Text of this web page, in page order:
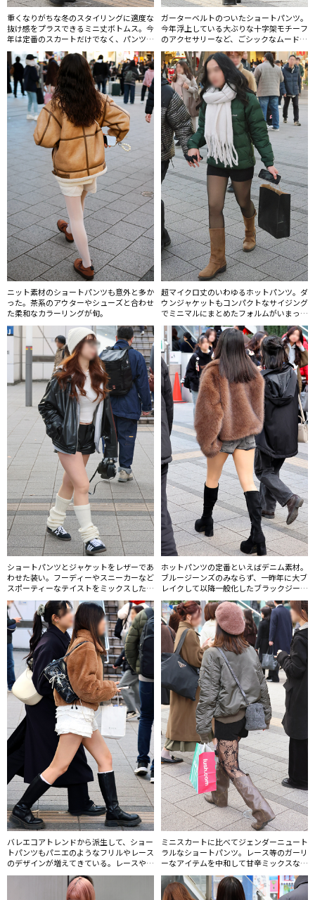
重くなりがちな冬のスタイリングに適度な
抜け感をプラスできるミニ丈ボトムス。今
年は定番のスカートだけでなく、パンツが
急浮上している。
ガーターベルトのついたショートパンツ。
今年浮上している大ぶりな十字架モチーフ
のアクセサリーなど、ごシックなムードが
いまっぽい。
ニット素材のショートパンツも意外と多か
った。茶系のアウターやシューズと合わせ
た柔和なカラーリングが旬。
超マイクロ丈のいわゆるホットパンツ。ダ
ウンジャケットもコンパクトなサイジング
でミニマルにまとめたフォルムがいまっぽ
い。
ショートパンツとジャケットをレザーであ
わせた装い。フーディーやスニーカーなど
スポーティーなテイストをミックスしたヘ
ルスゴス風のスタイルもルーズソックスと
いうのが現代流。
ホットパンツの定番といえばデニム素材。
ブルージーンズのみならず、一昨年に大ブ
レイクして以降一般化したブラックジーン
ズのものも人気。
バレエコアトレンドから派生して、ショー
トパンツもパニエのようなフリルやレース
のデザインが増えてきている。レースやフ
リルアイテムの人気はしばらく継続しそ
ミニスカートに比べてジェンダーニュート
ラルなショートパンツ。レース等のガーリ
ーなアイテムを中和して甘辛ミックスなス
タイルに。